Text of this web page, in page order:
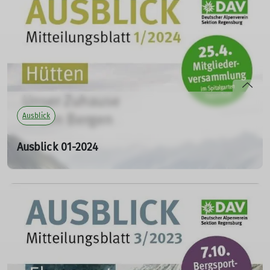
mehr erfahren
Klettern, das für viele Leidenschaft und Lebensgefühl
bedeutet. Außerdem berichten wir aus der
Mitgliederversammlung, stellen unsere neuen Haupt-
und Ehrenamtlichen vor, erklären unsere MTB-Kurse und
zeigen euch, wie ihr euch vor einer Bergtour richtig
einschätzt. Wir stellen euch zudem unser neues
Vertragshaus "Berggasthof Steckholzer" vor und
Ausblick 02-2024 (PDF)
Ausblick
Ausblick 01-2024
Das Magazin für die Mitglieder der Sektion Regensburg
Der Ausblick 01-2024 widmet sich dieses Mal unserem
Zuhause in den Bergen, unseren Hütten. Außerdem
laden wir zur Mitgliederversammlung ein, dieses Mal mit
der Wahl des Gesamtvorstands, stellen unsere neuen
Haupt- und Ehrenamtlichen vor, erklären unsere
Bergsteigen-Kurse und berichten aus den Gruppen.